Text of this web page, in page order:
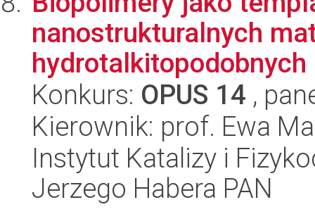
nanostrukturalnych
Konkurs: OPUS 14 ,
Kierownik: prof. Ewa
Instytut Katalizy i
Jerzego Habera PAN